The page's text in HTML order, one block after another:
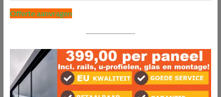
Offerte aanvragen